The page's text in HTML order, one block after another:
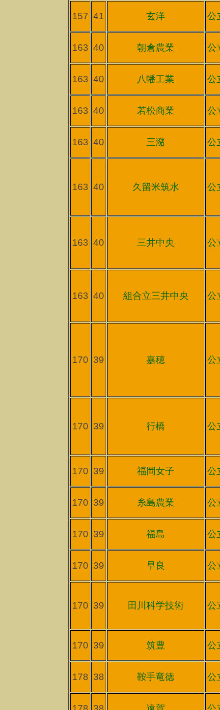
157 41 玄洋 公
163 40 朝倉農業 公
163 40 八幡工業 公
163 40 若松商業 公
163 40 三潴 公
163 40 久留米筑水 公
163 40 三井中央 公
163 40 組合立三井中央 公
170 39 嘉穂 公
170 39 行橋 公
170 39 福岡女子 公
170 39 糸島農業 公
170 39 福島 公
170 39 早良 公
170 39 田川科学技術 公
170 39 筑豊 公
178 38 鞍手竜徳 公